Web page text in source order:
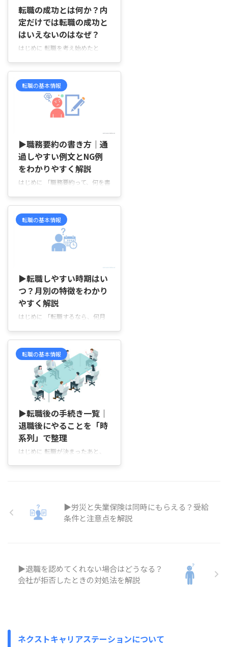
職先の入社日が決まっている場合
は、「いつ上司へ伝えれば間に合
うの？」「引き継ぎ期間はどのく
らい必要？」と気になりますよ
ね。 一方で、「早く伝えすぎる
ると思 ...
転職の成功とは何か？内
定だけでは転職の成功と
はいえないのはなぜ？
はじめに 転職を考え始めたと
が、その中身までははっきりして
いないことが少なくありません。
たとえば、内定の連絡を受けた瞬
間を成功だと感じる人もいれば、
実際に働き始めてから「この選択
で含めて考える人もいます。体験
談や口コミ、SNSの投稿を目にす
る機会が増えるほど、自分の状況
と重ね合わせにくくなり、「自分
の場合はどう判断すればいいのだ
で ...
転職の基本情報
▶職務要約の書き方｜通
過しやすい例文とNG例
をわかりやすく解説
はじめに 「職務要約って、何を書
か。 「職務経歴書を書き始めた
けど、最初の職務要約で悩んでし
まう」「仕事内容はあるのに、文
章にすると上手くまとまらない」
「自己PRとの違いが分からず、
んなふうに感じることがあります
よね。 職務要約は、採用担当者
が最初に読む部分だからこそ、
「ここで伝わらなかったら不利か
も…」と不安になりやすい項目で
...
転職の基本情報
▶転職しやすい時期はい
つ？月別の特徴をわかり
やすく解説
はじめに 「転職するなら、何月
職活動を始めるべきなのか、それ
とも少し待ったほうがいいのか知
りたい…」と悩んでいませんか。
転職活動を始めようと思っても、
「求人が多い時期はいつ？」「未
経験でも応募しやすい時期はある
の？」と気になる方は多いですよ
ね。 また、今の仕事を続けなが
ら転職活動を進める場合は、「い
つから準備を始めればいいのだろ
う」と迷うこともあると思いま
転職の基本情報
▶転職後の手続き一覧｜
退職後にやることを「時
系列」で整理
はじめに 転職が決まったあと、
をするのか、会社に提出する書類
はあるのかなど、やることが分か
りにくい場面があります。 転職
記事では、退職後に受け取る書類
や会社への提出書類、空白期間が
ある場合の手続きを順番に整理し
▶労災と失業保険は同時にもらえる？受給
条件と注意点を解説
▶退職を認めてくれない場合はどうなる？
会社が拒否したときの対処法を解説
ネクストキャリアステーションについて